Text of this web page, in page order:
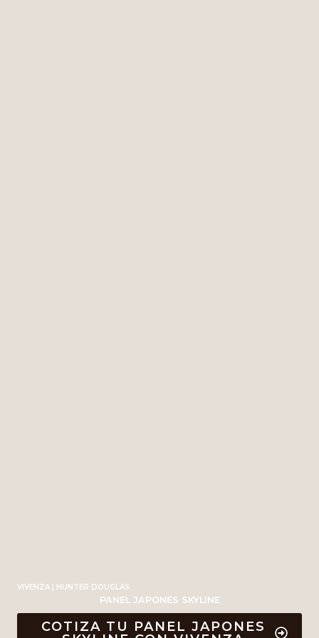
VIVENZA | HUNTER DOUGLAS
PANEL JAPONES SKYLINE
COTIZA TU PANEL JAPONES